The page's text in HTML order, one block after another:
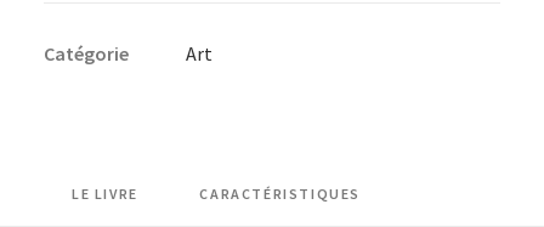
-
s'impose
Catégorie Art
LE LIVRE CARACTÉRISTIQUES